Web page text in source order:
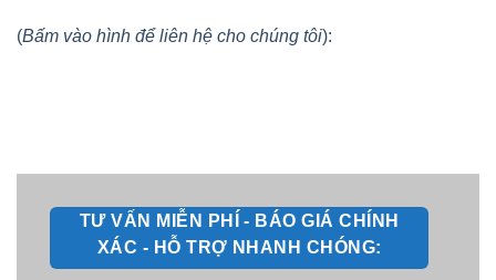
(Bấm vào hình để liên hệ cho chúng tôi):
TƯ VẤN MIỄN PHÍ - BÁO GIÁ CHÍNH
XÁC - HỖ TRỢ NHANH CHÓNG: